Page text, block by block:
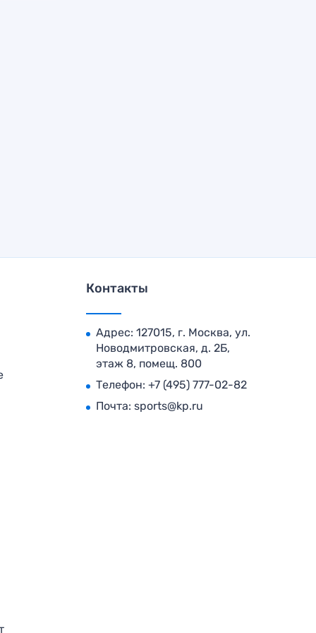
Контакты
Адрес: 127015, г. Москва, ул.
Новодмитровская, д. 2Б,
этаж 8, помещ. 800
Телефон: +7 (495) 777-02-82
Почта: sports@kp.ru